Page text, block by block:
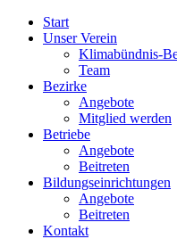
Start
Unser Verein
Klimabündnis-
Team
Bezirke
Angebote
Mitglied werden
Betriebe
Angebote
Beitreten
Bildungseinrichtungen
Angebote
Beitreten
Kontakt